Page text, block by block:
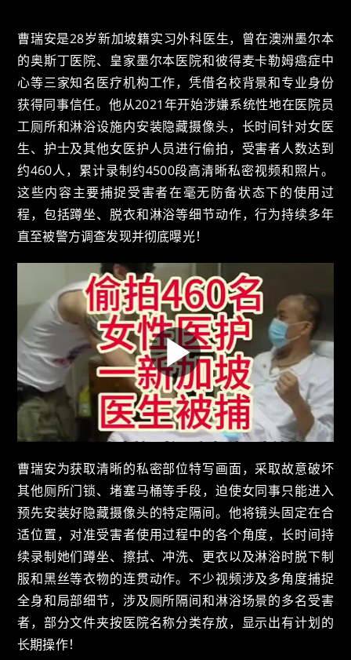
曹瑞安是28岁新加坡籍实习外科医生，曾在澳洲墨尔本
的奥斯丁医院、皇家墨尔本医院和彼得麦卡勒姆癌症中
心等三家知名医疗机构工作，凭借名校背景和专业身份
获得同事信任。他从2021年开始涉嫌系统性地在医院员
工厕所和淋浴设施内安装隐藏摄像头，长时间针对女医
生、护士及其他女医护人员进行偷拍，受害者人数达到
约460人，累计录制约4500段高清晰私密视频和照片。
这些内容主要捕捉受害者在毫无防备状态下的使用过
程，包括蹲坐、脱衣和淋浴等细节动作，行为持续多年
直至被警方调查发现并彻底曝光！
曹瑞安为获取清晰的私密部位特写画面，采取故意破坏
其他厕所门锁、堵塞马桶等手段，迫使女同事只能进入
预先安装好隐藏摄像头的特定隔间。他将镜头固定在合
适位置，对准受害者使用过程中的各个角度，长时间持
续录制她们蹲坐、擦拭、冲洗、更衣以及淋浴时脱下制
服和黑丝等衣物的连贯动作。不少视频涉及多角度捕捉
全身和局部细节，涉及厕所隔间和淋浴场景的多名受害
者，部分文件夹按医院名称分类存放，显示出有计划的
长期操作！